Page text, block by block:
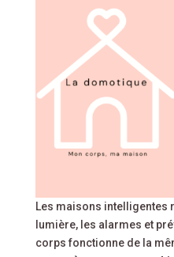
Les maisons intelligentes
lumière, les alarmes et
corps fonctionne de la